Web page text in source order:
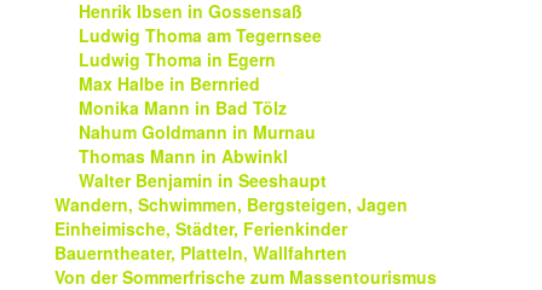
Henrik Ibsen in Gossensaß
Ludwig Thoma am Tegernsee
Ludwig Thoma in Egern
Max Halbe in Bernried
Monika Mann in Bad Tölz
Nahum Goldmann in Murnau
Thomas Mann in Abwinkl
Walter Benjamin in Seeshaupt
Wandern, Schwimmen, Bergsteigen, Jagen
Einheimische, Städter, Ferienkinder
Bauerntheater, Platteln, Wallfahrten
Von der Sommerfrische zum Massentourismus